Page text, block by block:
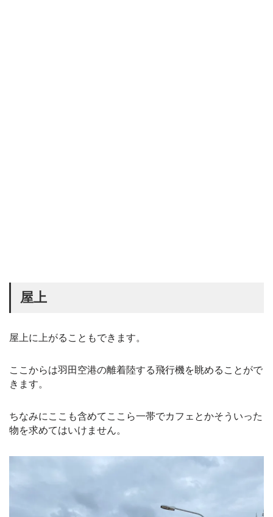
屋上
屋上に上がることもできます。
ここからは羽田空港の離着陸する飛行機を眺めることがで
きます。
ちなみにここも含めてここら一帯でカフェとかそういった
物を求めてはいけません。